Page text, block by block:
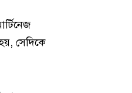
সেদিকে